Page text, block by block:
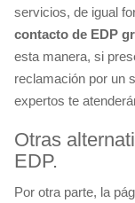
servicios, de igual
contacto de EDP
esta manera, si
reclamación por un
expertos te
Otras
EDP.
Por otra parte, la